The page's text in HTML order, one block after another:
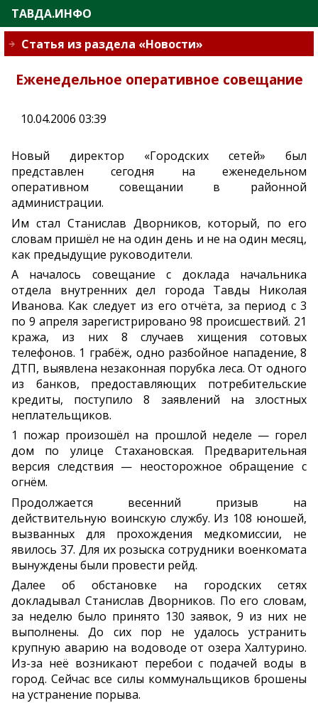
ТАВДА.ИНФО
Статья из раздела «Новости»
Еженедельное оперативное совещание
10.04.2006 03:39
Новый директор «Городских сетей» был
представлен сегодня на еженедельном
оперативном совещании в районной
администрации.
Им стал Станислав Дворников, который, по его
словам пришёл не на один день и не на один месяц,
как предыдущие руководители.
А началось совещание с доклада начальника
отдела внутренних дел города Тавды Николая
Иванова. Как следует из его отчёта, за период с 3
по 9 апреля зарегистрировано 98 происшествий. 21
кража, из них 8 случаев хищения сотовых
телефонов. 1 грабёж, одно разбойное нападение, 8
ДТП, выявлена незаконная порубка леса. От одного
из банков, предоставляющих потребительские
кредиты, поступило 8 заявлений на злостных
неплательщиков.
1 пожар произошёл на прошлой неделе — горел
дом по улице Стахановская. Предварительная
версия следствия — неосторожное обращение с
огнём.
Продолжается весенний призыв на
действительную воинскую службу. Из 108 юношей,
вызванных для прохождения медкомиссии, не
явилось 37. Для их розыска сотрудники военкомата
вынуждены были провести рейд.
Далее об обстановке на городских сетях
докладывал Станислав Дворников. По его словам,
за неделю было принято 130 заявок, 9 из них не
выполнены. До сих пор не удалось устранить
крупную аварию на водоводе от озера Халтурино.
Из-за неё возникают перебои с подачей воды в
город. Сейчас все силы коммунальщиков брошены
на устранение порыва.